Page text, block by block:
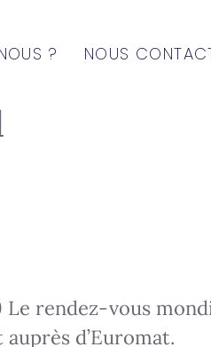
? NOUS
rendez-vous
d’Euromat.